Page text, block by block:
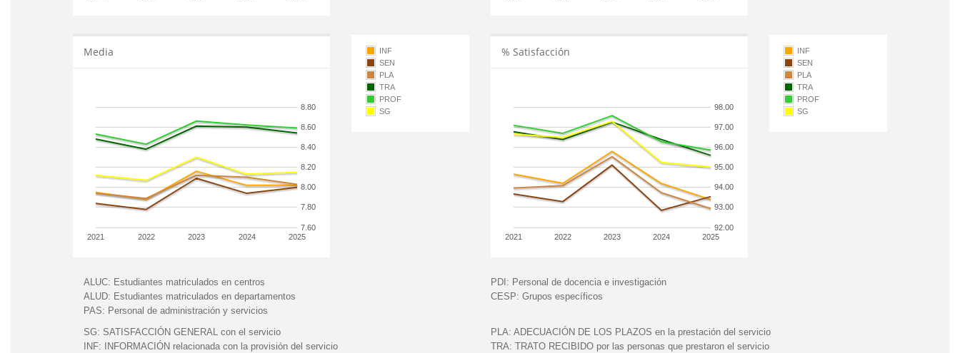
Media
2021 2022 2023 2024 2025
7.60
7.80
8.00
8.20
8.40
8.60
8.80
INF
SEN
PLA
TRA
PROF
SG
% Satisfacción
2021 2022 2023 2024 2025
92.00
93.00
94.00
95.00
96.00
97.00
98.00
INF
SEN
PLA
TRA
PROF
SG
ALUC: Estudiantes matriculados en centros
ALUD: Estudiantes matriculados en departamentos
PAS: Personal de administración y servicios
PDI: Personal de docencia e investigación
CESP: Grupos específicos
SG: SATISFACCIÓN GENERAL con el servicio
INF:
INFORMACIÓN relacionada con la provisión del servicio
PLA: ADECUACIÓN DE LOS PLAZOS en la prestación del servicio
TRA: TRATO RECIBIDO por las personas que prestaron el servicio